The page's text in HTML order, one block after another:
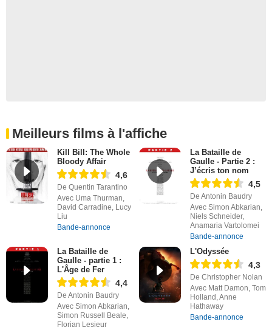
Meilleurs films à l'affiche
Kill Bill: The Whole
Bloody Affair
4,6
De Quentin Tarantino
Avec Uma Thurman,
David Carradine, Lucy
Liu
Bande-annonce
La Bataille de
Gaulle - Partie 2 :
J’écris ton nom
4,5
De Antonin Baudry
Avec Simon Abkarian,
Niels Schneider,
Anamaria Vartolomei
Bande-annonce
La Bataille de
Gaulle - partie 1 :
L'Âge de Fer
4,4
De Antonin Baudry
Avec Simon Abkarian,
Simon Russell Beale,
Florian Lesieur
L'Odyssée
4,3
De Christopher Nolan
Avec Matt Damon, Tom
Holland, Anne
Hathaway
Bande-annonce